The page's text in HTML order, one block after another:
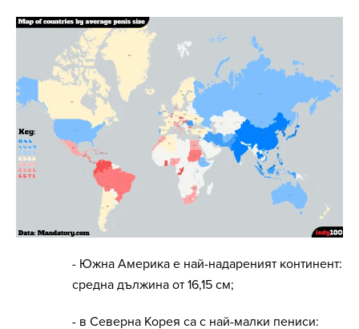
- Южна Америка е най-надареният континент:
средна дължина от 16,15 см;
- в Северна Корея са с най-малки пениси: